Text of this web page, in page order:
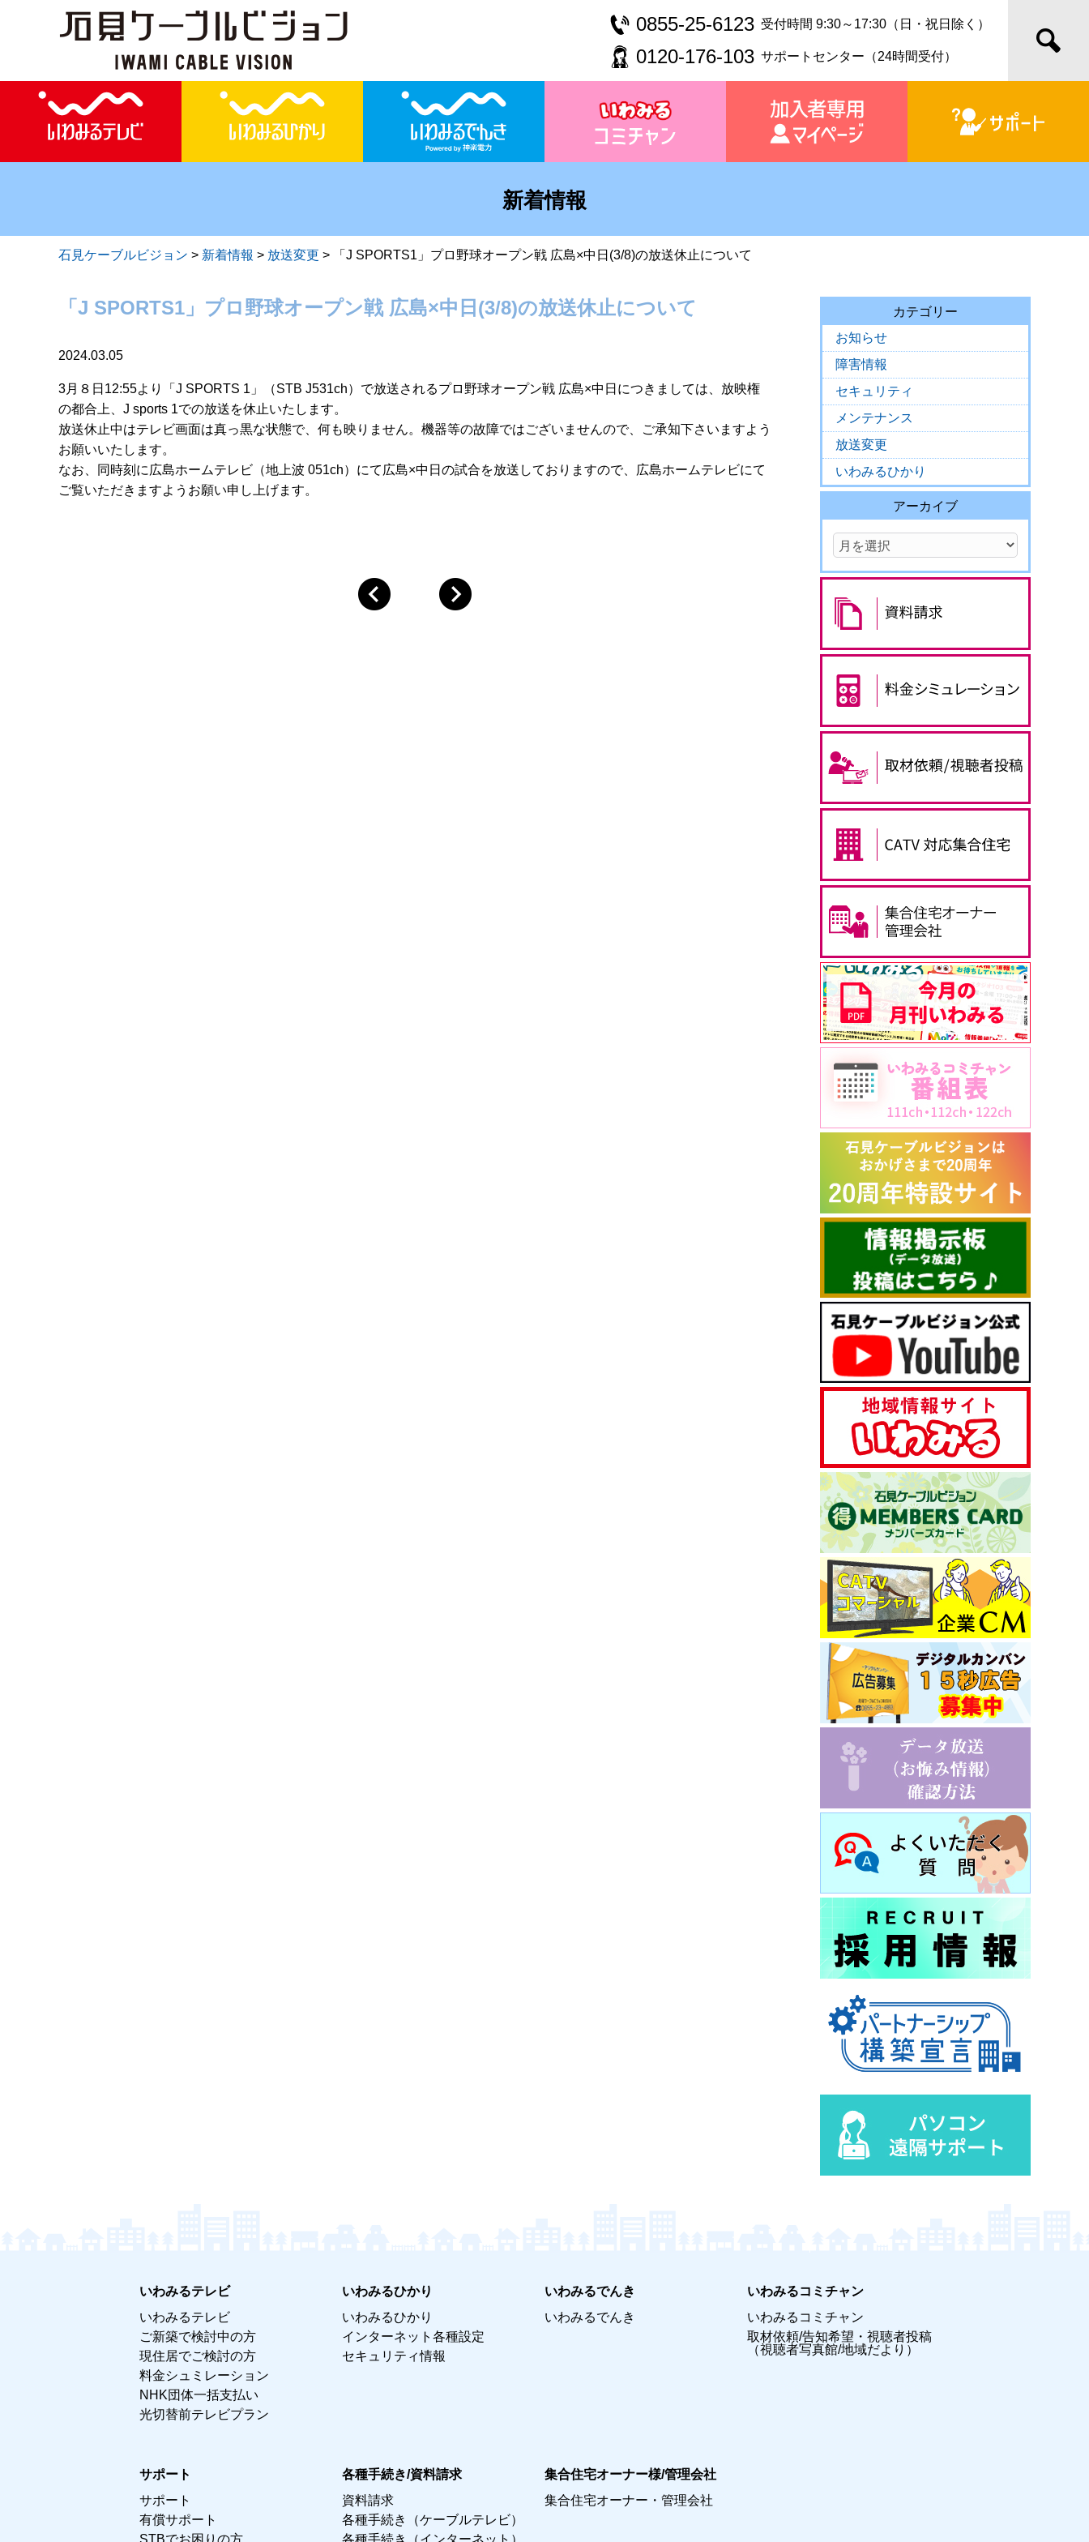
0855-25-6123 受付時間 9:30～17:30（日・祝日除く）
0120-176-103 サポートセンター（24時間受付）
新着情報
石見ケーブルビジョン > 新着情報 > 放送変更 > 「J SPORTS1」プロ野球オープン戦 広島×中日(3/8)の放送休止について
「J SPORTS1」プロ野球オープン戦 広島×中日(3/8)の放送休止について
2024.03.05
3月８日12:55より「J SPORTS 1」（STB J531ch）で放送されるプロ野球オープン戦 広島×中日につきましては、放映権
の都合上、J sports 1での放送を休止いたします。
放送休止中はテレビ画面は真っ黒な状態で、何も映りません。機器等の故障ではございませんので、ご承知下さいますよう
お願いいたします。
なお、同時刻に広島ホームテレビ（地上波 051ch）にて広島×中日の試合を放送しておりますので、広島ホームテレビにて
ご覧いただきますようお願い申し上げます。
カテゴリー
お知らせ
障害情報
セキュリティ
メンテナンス
放送変更
いわみるひかり
アーカイブ
いわみるテレビ
いわみるテレビ
ご新築で検討中の方
現住居でご検討の方
料金シュミレーション
NHK団体一括支払い
光切替前テレビプラン
いわみるひかり
いわみるひかり
インターネット各種設定
セキュリティ情報
いわみるでんき
いわみるでんき
いわみるコミチャン
いわみるコミチャン
取材依頼/告知希望・視聴者投稿
（視聴者写真館/地域だより）
サポート
サポート
有償サポート
STBでお困りの方
各種手続き/資料請求
資料請求
各種手続き（ケーブルテレビ）
各種手続き（インターネット）
集合住宅オーナー様/管理会社
集合住宅オーナー・管理会社